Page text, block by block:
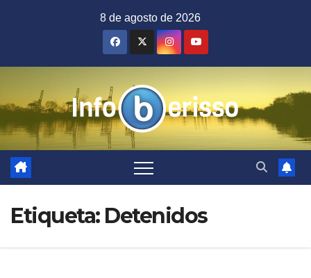
8 de agosto de 2026
Etiqueta: Detenidos